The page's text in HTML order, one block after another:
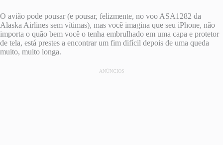
O avião pode pousar (e pousar, felizmente, no voo ASA1282 da
Alaska Airlines sem vítimas), mas você imagina que seu iPhone, não
importa o quão bem você o tenha embrulhado em uma capa e protetor
de tela, está prestes a encontrar um fim difícil depois de uma queda
muito, muito longa.
ANÚNCIOS